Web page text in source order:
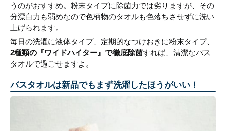
うのがおすすめ。粉末タイプに除菌力では劣りますが、その
分漂白力も弱めなので色柄物のタオルも色落ちさせずに洗い
上げられます。
毎日の洗濯に液体タイプ、定期的なつけおきに粉末タイプ、
2種類の『ワイドハイター』で徹底除菌すれば、清潔なバス
タオルで過ごせますよ。
バスタオルは新品でもまず洗濯したほうがいい！